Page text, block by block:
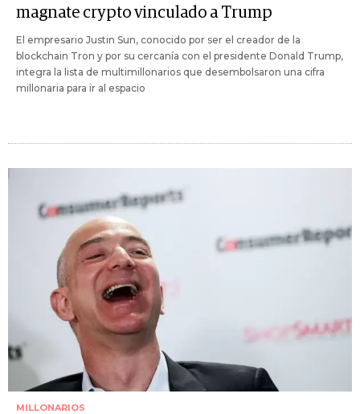
magnate crypto vinculado a Trump
El empresario Justin Sun, conocido por ser el creador de la
blockchain Tron y por su cercanía con el presidente Donald Trump,
integra la lista de multimillonarios que desembolsaron una cifra
millonaria para ir al espacio
MILLONARIOS